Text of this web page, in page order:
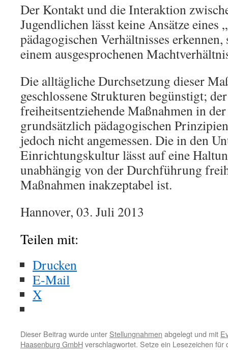
Der Kontakt und die Interaktion
Jugendlichen lässt keine Ansätze eines
pädagogischen Verhältnisses
einem ausgesprochenen
Die alltägliche Durchsetzung dieser
geschlossene Strukturen begünstigt;
freiheitsentziehende Maßnahmen in
grundsätzlich pädagogischen
jedoch nicht angemessen. Die in den
Einrichtungskultur lässt auf eine
unabhängig von der Durchführung
Maßnahmen inakzeptabel ist.
Hannover, 03. Juli 2013
Teilen mit:
Drucken
E-Mail
X
Dieser Beitrag wurde unter Stellungnahmen abgelegt und mit
Haasenburg GmbHverschlagwortet. Setze ein Lesezeichen für